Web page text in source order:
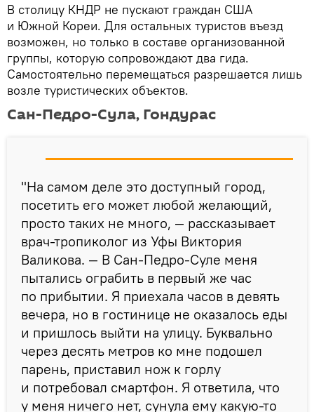
В столицу КНДР не пускают граждан США
и Южной Кореи. Для остальных туристов въезд
возможен, но только в составе организованной
группы, которую сопровождают два гида.
Самостоятельно перемещаться разрешается лишь
возле туристических объектов.
Сан-Педро-Сула, Гондурас
"На самом деле это доступный город,
посетить его может любой желающий,
просто таких не много, — рассказывает
врач-тропиколог из Уфы Виктория
Валикова. — В Сан-Педро-Суле меня
пытались ограбить в первый же час
по прибытии. Я приехала часов в девять
вечера, но в гостинице не оказалось еды
и пришлось выйти на улицу. Буквально
через десять метров ко мне подошел
парень, приставил нож к горлу
и потребовал смартфон. Я ответила, что
у меня ничего нет, сунула ему какую-то